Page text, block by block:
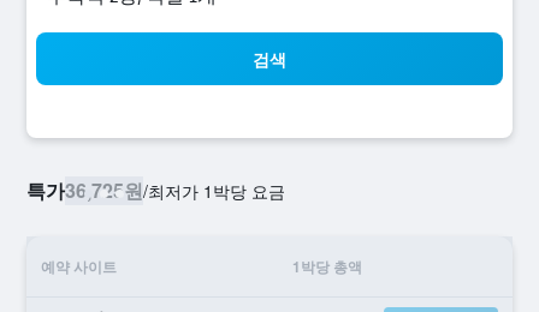
검색
특가36,725원/​최저가 1박당 요금
예약 사이트 1박당 총액